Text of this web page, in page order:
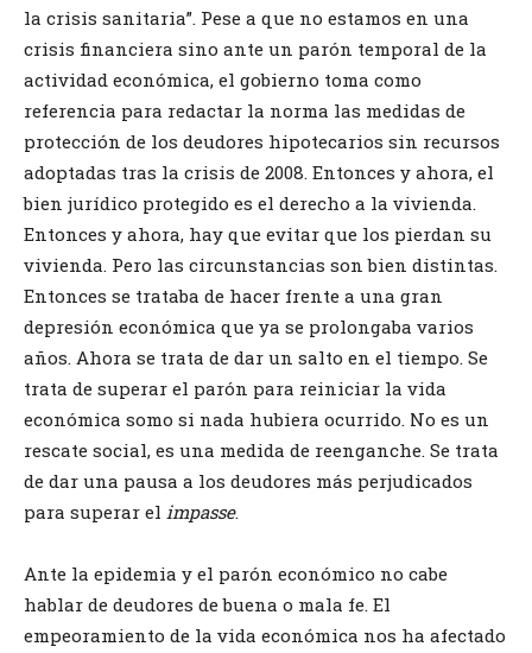
la crisis sanitaria”. Pese a que no estamos en una
crisis financiera sino ante un parón temporal de la
actividad económica, el gobierno toma como
referencia para redactar la norma las medidas de
protección de los deudores hipotecarios sin recursos
adoptadas tras la crisis de 2008. Entonces y ahora, el
bien jurídico protegido es el derecho a la vivienda.
Entonces y ahora, hay que evitar que los pierdan su
vivienda. Pero las circunstancias son bien distintas.
Entonces se trataba de hacer frente a una gran
depresión económica que ya se prolongaba varios
años. Ahora se trata de dar un salto en el tiempo. Se
trata de superar el parón para reiniciar la vida
económica somo si nada hubiera ocurrido. No es un
rescate social, es una medida de reenganche. Se trata
de dar una pausa a los deudores más perjudicados
para superar el impasse.
Ante la epidemia y el parón económico no cabe
hablar de deudores de buena o mala fe. El
empeoramiento de la vida económica nos ha afectado